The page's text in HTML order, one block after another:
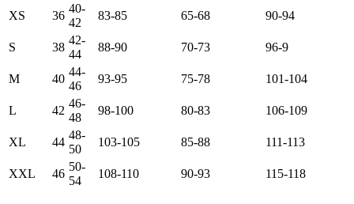
XS
36
40-
42
83-85 65-68 90-94
S 38
42-
44
88-90 70-73 96-9
M 40
44-
46
93-95 75-78 101-104
L 42
46-
48
98-100 80-83 106-109
XL 44
48-
50
103-105 85-88 111-113
XXL 46
50-
54
108-110 90-93 115-118